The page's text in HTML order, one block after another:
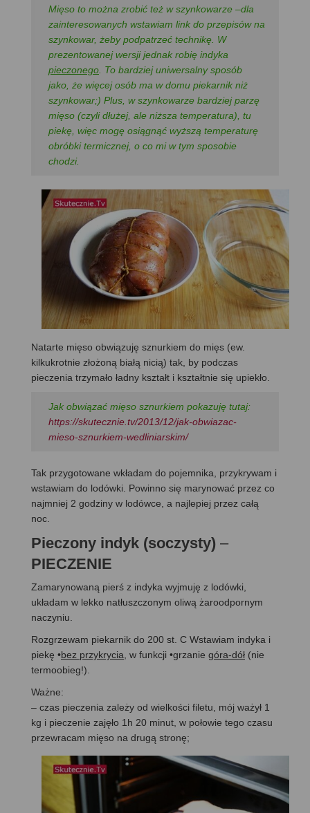
Mięso to można zrobić też w szynkowarze –dla
zainteresowanych wstawiam link do przepisów na
szynkowar, żeby podpatrzeć technikę. W
prezentowanej wersji jednak robię indyka
pieczonego. To bardziej uniwersalny sposób
jako, że więcej osób ma w domu piekarnik niż
szynkowar;) Plus, w szynkowarze bardziej parzę
mięso (czyli dłużej, ale niższa temperatura), tu
piekę, więc mogę osiągnąć wyższą temperaturę
obróbki termicznej, o co mi w tym sposobie
chodzi.
Natarte mięso obwiązuję sznurkiem do mięs (ew.
kilkukrotnie złożoną białą nicią) tak, by podczas
pieczenia trzymało ładny kształt i kształtnie się upiekło.
Jak obwiązać mięso sznurkiem pokazuję tutaj:
https://skutecznie.tv/2013/12/jak-obwiazac-
mieso-sznurkiem-wedliniarskim/
Tak przygotowane wkładam do pojemnika, przykrywam i
wstawiam do lodówki. Powinno się marynować przez co
najmniej 2 godziny w lodówce, a najlepiej przez całą
noc.
Pieczony indyk (soczysty) –
PIECZENIE
Zamarynowaną pierś z indyka wyjmuję z lodówki,
układam w lekko natłuszczonym oliwą żaroodpornym
naczyniu.
Rozgrzewam piekarnik do 200 st. C Wstawiam indyka i
piekę •bez przykrycia , w funkcji •grzanie góra-dół (nie
termoobieg!).
Ważne:
– czas pieczenia zależy od wielkości filetu, mój ważył 1
kg i pieczenie zajęło 1h 20 minut, w połowie tego czasu
przewracam mięso na drugą stronę;